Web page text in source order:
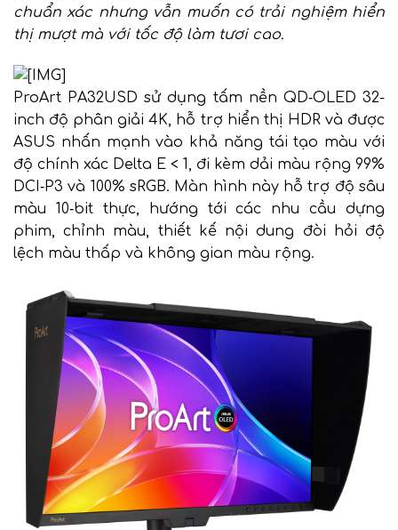
chuẩn xác nhưng vẫn muốn có trải nghiệm hiển
thị mượt mà với tốc độ làm tươi cao.
ProArt PA32USD sử dụng tấm nền QD‑OLED 32-
inch độ phân giải 4K, hỗ trợ hiển thị HDR và được
ASUS nhấn mạnh vào khả năng tái tạo màu với
độ chính xác Delta E < 1, đi kèm dải màu rộng 99%
DCI‑P3 và 100% sRGB. Màn hình này hỗ trợ độ sâu
màu 10‑bit thực, hướng tới các nhu cầu dựng
phim, chỉnh màu, thiết kế nội dung đòi hỏi độ
lệch màu thấp và không gian màu rộng.